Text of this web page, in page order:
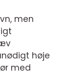
men
høje
med